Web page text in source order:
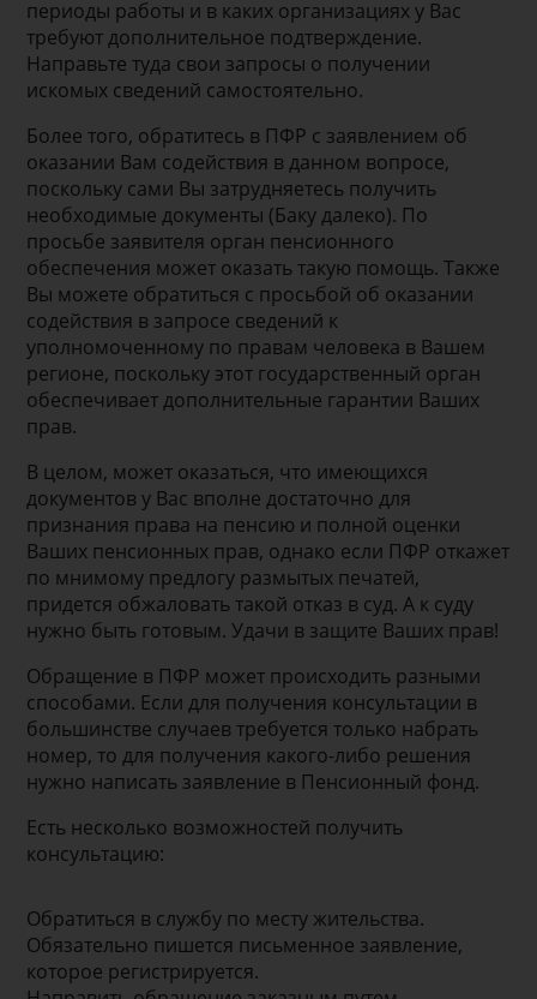
периоды работы и в каких организациях у Вас
требуют дополнительное подтверждение.
Направьте туда свои запросы о получении
искомых сведений самостоятельно.
Более того, обратитесь в ПФР с заявлением об
оказании Вам содействия в данном вопросе,
поскольку сами Вы затрудняетесь получить
необходимые документы (Баку далеко). По
просьбе заявителя орган пенсионного
обеспечения может оказать такую помощь. Также
Вы можете обратиться с просьбой об оказании
содействия в запросе сведений к
уполномоченному по правам человека в Вашем
регионе, поскольку этот государственный орган
обеспечивает дополнительные гарантии Ваших
прав.
В целом, может оказаться, что имеющихся
документов у Вас вполне достаточно для
признания права на пенсию и полной оценки
Ваших пенсионных прав, однако если ПФР откажет
по мнимому предлогу размытых печатей,
придется обжаловать такой отказ в суд. А к суду
нужно быть готовым. Удачи в защите Ваших прав!
Обращение в ПФР может происходить разными
способами. Если для получения консультации в
большинстве случаев требуется только набрать
номер, то для получения какого-либо решения
нужно написать заявление в Пенсионный фонд.
Есть несколько возможностей получить
консультацию:
Обратиться в службу по месту жительства.
Обязательно пишется письменное заявление,
которое регистрируется.